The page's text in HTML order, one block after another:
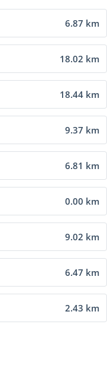
6.87 km
18.02 km
18.44 km
9.37 km
6.81 km
0.00 km
9.02 km
6.47 km
2.43 km